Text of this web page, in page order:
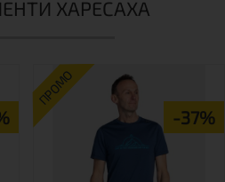
ХАРЕСАХА
ПРОМО
-37%